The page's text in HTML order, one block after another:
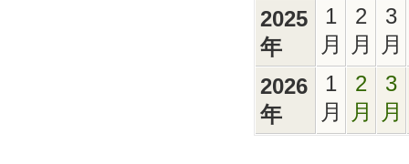
2025
年
1
月
2
月
3
月
2026
年
1
月
2
月
3
月